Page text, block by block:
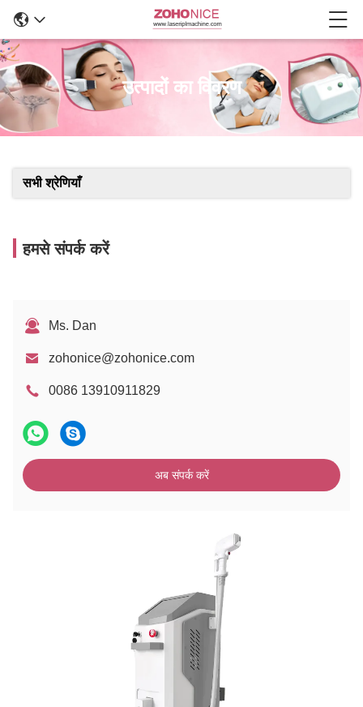
उत्पादों का विवरण
सभी श्रेणियाँ
हमसे संपर्क करें
Ms. Dan
zohonice@zohonice.com
0086 13910911829
अब संपर्क करें